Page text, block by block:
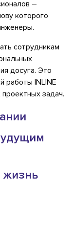
–
которого
сотрудникам
досуга. Это
работы INLINE
задач.
жизнь